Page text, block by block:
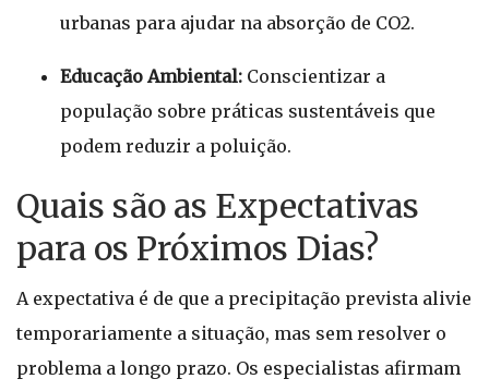
urbanas para ajudar na absorção de CO2.
Educação Ambiental: Conscientizar a
população sobre práticas sustentáveis que
podem reduzir a poluição.
Quais são as Expectativas
para os Próximos Dias?
A expectativa é de que a precipitação prevista alivie
temporariamente a situação, mas sem resolver o
problema a longo prazo. Os especialistas afirmam